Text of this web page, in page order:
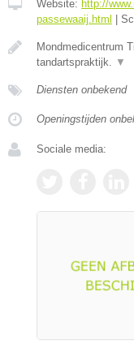
Website: http://
passewaaij.html
Mondmedicentrum
tandartspraktijk. ▼
Diensten onbekend
Openingstijden
Sociale media: